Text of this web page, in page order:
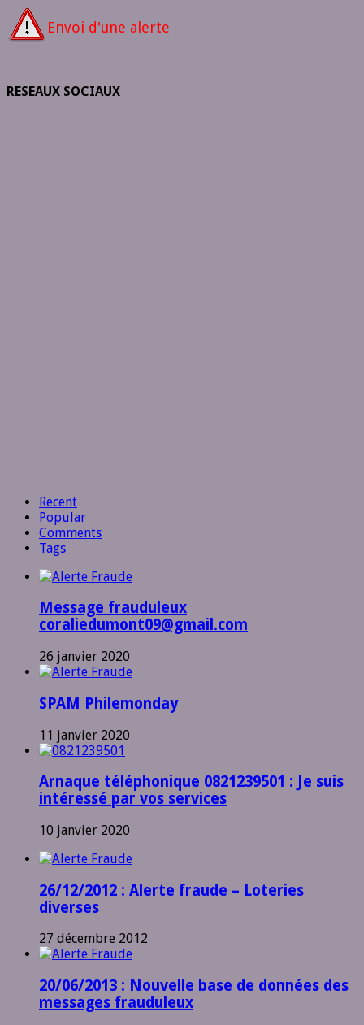
Envoi d'une alerte
RESEAUX SOCIAUX
Recent
Popular
Comments
Tags
Message frauduleux
coraliedumont09@gmail.com
26 janvier 2020
SPAM Philemonday
11 janvier 2020
Arnaque téléphonique 0821239501 : Je suis
intéressé par vos services
10 janvier 2020
26/12/2012 : Alerte fraude – Loteries
diverses
27 décembre 2012
20/06/2013 : Nouvelle base de données des
messages frauduleux